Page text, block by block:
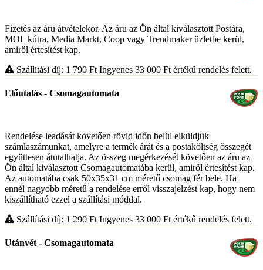
Fizetés az áru átvételekor. Az áru az Ön által kiválasztott Postára,
MOL kútra, Media Markt, Coop vagy Trendmaker üzletbe kerül,
amiről értesítést kap.
Szállítási díj: 1 790 Ft Ingyenes 33 000 Ft értékű rendelés felett.
Előutalás - Csomagautomata
Rendelése leadását követően rövid időn belül elküldjük
számlaszámunkat, amelyre a termék árát és a postaköltség összegét
együttesen átutalhatja. Az összeg megérkezését követően az áru az
Ön által kiválasztott Csomagautomatába kerül, amiről értesítést kap.
Az automatába csak 50x35x31 cm méretű csomag fér bele. Ha
ennél nagyobb méretű a rendelése erről visszajelzést kap, hogy nem
kiszállítható ezzel a szállítási móddal.
Szállítási díj: 1 290 Ft Ingyenes 33 000 Ft értékű rendelés felett.
Utánvét - Csomagautomata